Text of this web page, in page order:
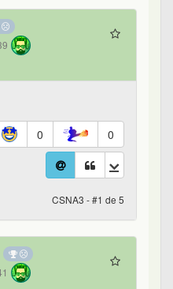
0 0
CSNA3 - #1 de 5